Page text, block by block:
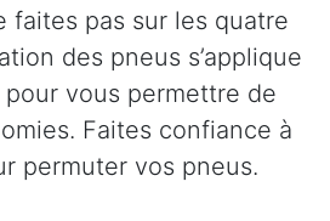
faites pas sur les quatre
des pneus s’applique
vous permettre de
Faites confiance à
permuter vos pneus.